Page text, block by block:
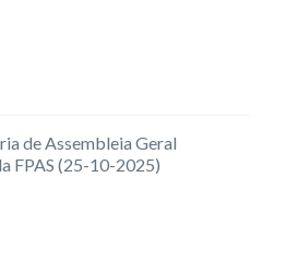
de Assembleia Geral
FPAS (25-10-2025)